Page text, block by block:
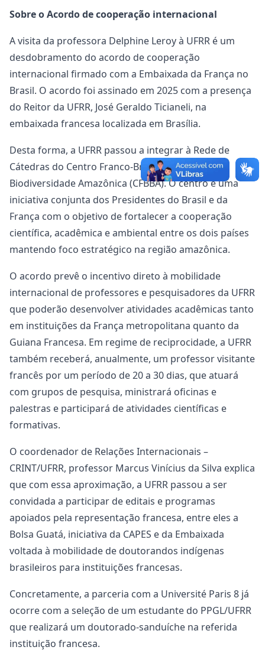
Sobre o Acordo de cooperação internacional
A visita da professora Delphine Leroy à UFRR é um
desdobramento do acordo de cooperação
internacional firmado com a Embaixada da França no
Brasil. O acordo foi assinado em 2025 com a presença
do Reitor da UFRR, José Geraldo Ticianeli, na
embaixada francesa localizada em Brasília.
Desta forma, a UFRR passou a integrar à Rede de
Cátedras do Centro Franco-Brasileiro da
Biodiversidade Amazônica (CFBBA). O centro é uma
iniciativa conjunta dos Presidentes do Brasil e da
França com o objetivo de fortalecer a cooperação
científica, acadêmica e ambiental entre os dois países
mantendo foco estratégico na região amazônica.
O acordo prevê o incentivo direto à mobilidade
internacional de professores e pesquisadores da UFRR
que poderão desenvolver atividades acadêmicas tanto
em instituições da França metropolitana quanto da
Guiana Francesa. Em regime de reciprocidade, a UFRR
também receberá, anualmente, um professor visitante
francês por um período de 20 a 30 dias, que atuará
com grupos de pesquisa, ministrará oficinas e
palestras e participará de atividades científicas e
formativas.
O coordenador de Relações Internacionais –
CRINT/UFRR, professor Marcus Vinícius da Silva explica
que com essa aproximação, a UFRR passou a ser
convidada a participar de editais e programas
apoiados pela representação francesa, entre eles a
Bolsa Guatá, iniciativa da CAPES e da Embaixada
voltada à mobilidade de doutorandos indígenas
brasileiros para instituições francesas.
Concretamente, a parceria com a Université Paris 8 já
ocorre com a seleção de um estudante do PPGL/UFRR
que realizará um doutorado-sanduíche na referida
instituição francesa.